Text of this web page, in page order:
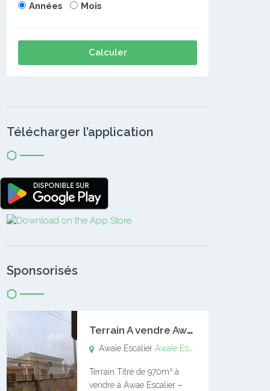
Années Mois
Calculer
Télécharger l’application
Sponsorisés
T
errain A vendre Awaïe Escalier
Awaïe EscalierAwaïe Escalier
Terrain Titré de 970m² à
vendre à Awae Escalier –